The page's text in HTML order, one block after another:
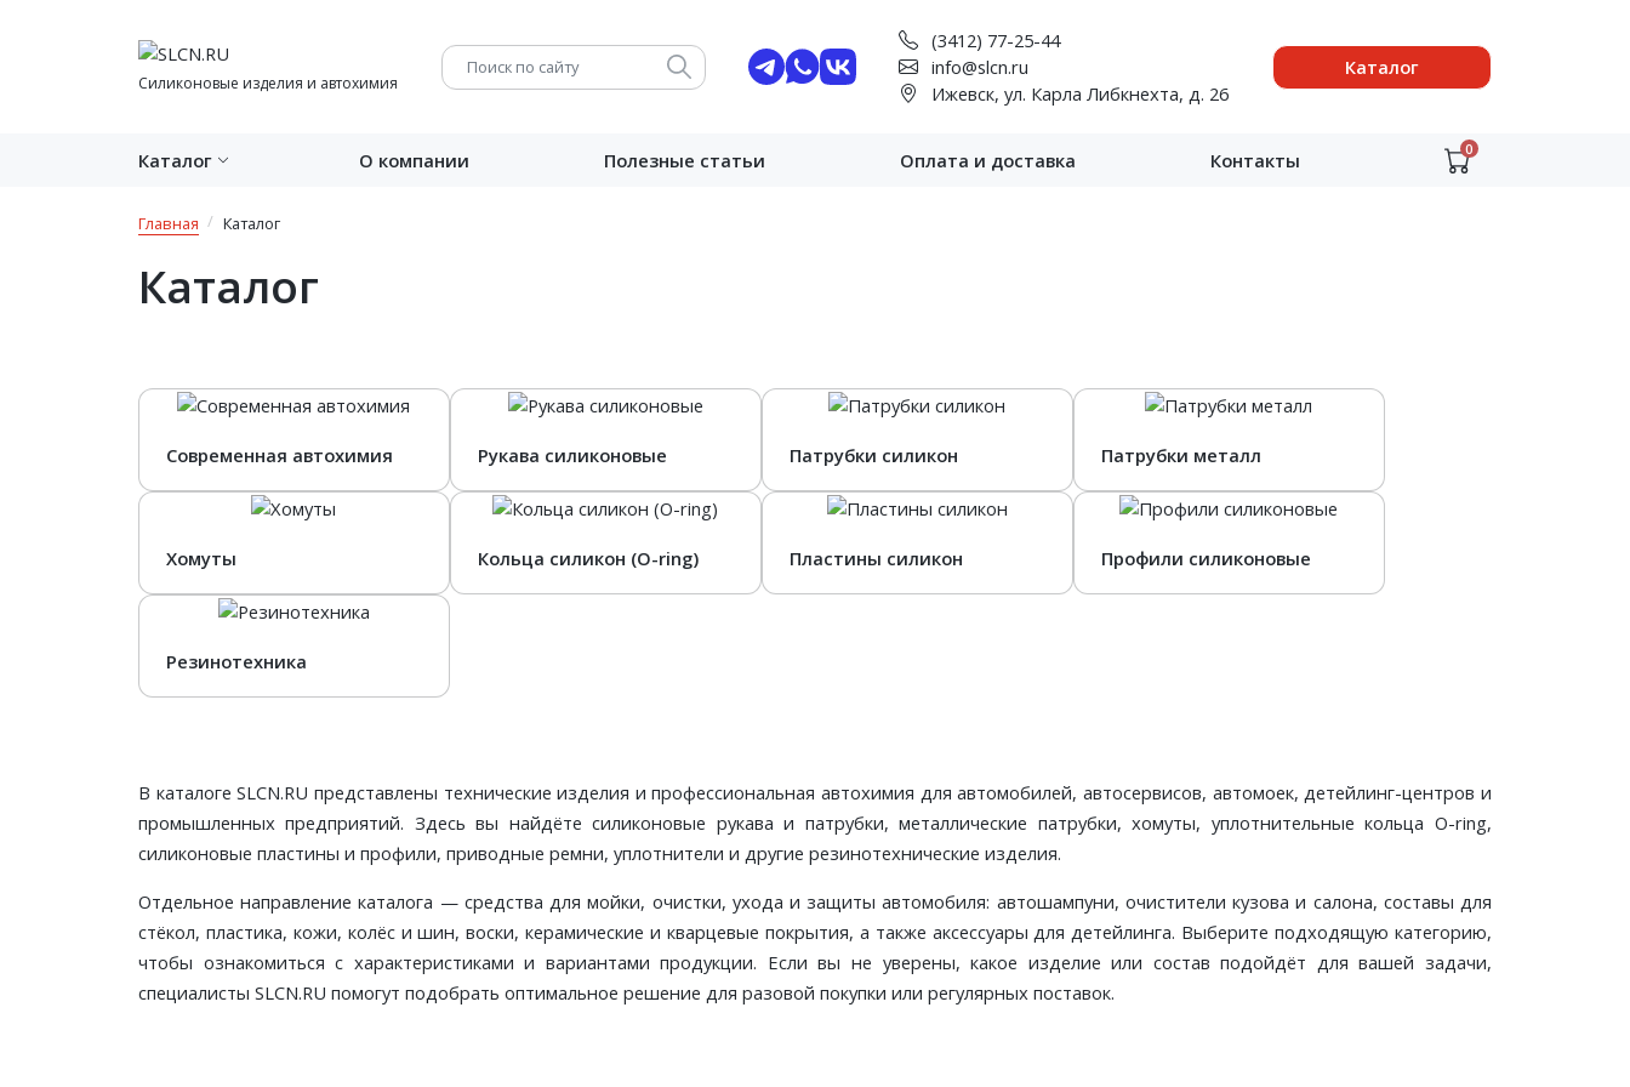
Силиконовые изделия и автохимия
(3412) 77-25-44
info@slcn.ru
Ижевск, ул. Карла Либкнехта, д. 26
Каталог
Каталог О компании Полезные статьи Оплата и доставка Контакты 0
Главная Каталог
Каталог
Современная автохимия Рукава силиконовые Патрубки силикон Патрубки металл
Хомуты Кольца силикон (O-ring) Пластины силикон Профили силиконовые
Резинотехника
В каталоге SLCN.RU представлены технические изделия и профессиональная автохимия для автомобилей, автосервисов, автомоек, детейлинг-центров и
промышленных предприятий. Здесь вы найдёте силиконовые рукава и патрубки, металлические патрубки, хомуты, уплотнительные кольца O-ring,
силиконовые пластины и профили, приводные ремни, уплотнители и другие резинотехнические изделия.
Отдельное направление каталога — средства для мойки, очистки, ухода и защиты автомобиля: автошампуни, очистители кузова и салона, составы для
стёкол, пластика, кожи, колёс и шин, воски, керамические и кварцевые покрытия, а также аксессуары для детейлинга. Выберите подходящую категорию,
чтобы ознакомиться с характеристиками и вариантами продукции. Если вы не уверены, какое изделие или состав подойдёт для вашей задачи,
специалисты SLCN.RU помогут подобрать оптимальное решение для разовой покупки или регулярных поставок.